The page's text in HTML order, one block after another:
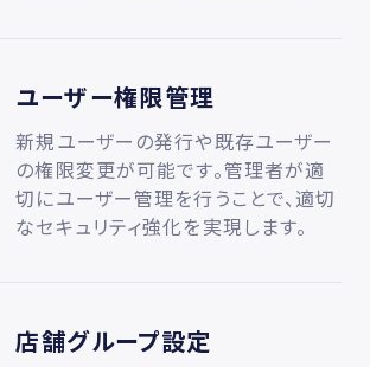
ユーザー権限管理
新規ユーザーの発行や既存ユーザー
の権限変更が可能です。管理者が適
切にユーザー管理を行うことで、適切
なセキュリティ強化を実現します。
店舗グループ設定